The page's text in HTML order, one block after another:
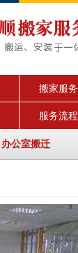
搬家服务
服务流程
办公室搬迁